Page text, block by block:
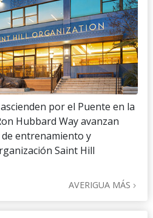
por el Puente en la
Hubbard Way avanzan
entrenamiento y
Saint Hill
AVERIGUA MÁS